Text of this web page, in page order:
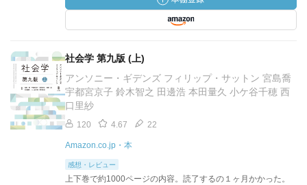
社会学 第九版 (上)
アンソニー・ギデンズ フィリップ・サットン 宮島喬
宇都宮京子 鈴木智之 田邊浩 本田量久 小ケ谷千穂 西
口里紗
120 4.67 22
Amazon.co.jp・本
感想・レビュー
上下巻で約1000ページの内容。読了するの１ヶ月かかった。